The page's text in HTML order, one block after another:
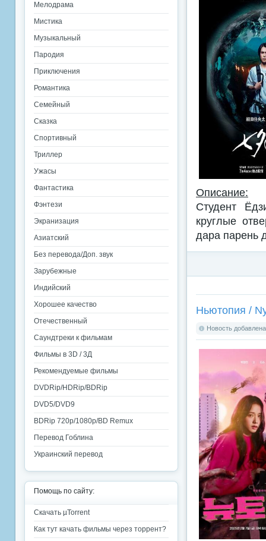
Описание:
Студент
круглые
дара парень
Ньютопия /
Новость
Мелодрама
Мистика
Музыкальный
Пародия
Приключения
Романтика
Семейный
Сказка
Спортивный
Триллер
Ужасы
Фантастика
Фэнтези
Экранизация
Азиатский
Без перевода/Доп. звук
Зарубежные
Индийский
Хорошее качество
Отечественный
Саундтреки к фильмам
Фильмы в 3D / 3Д
Рекомендуемые фильмы
DVDRip/HDRip/BDRip
DVD5/DVD9
BDRip 720p/1080p/BD Remux
Перевод Гоблина
Украинский перевод
Помощь по сайту:
Скачать µTorrent
Как тут качать фильмы через торрент?